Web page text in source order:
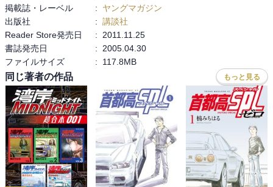
掲載誌・レーベル
:
ヤングマガジン
出版社
: 講談社
Reader Store発売日
:
2011.11.25
書誌発売日
:
2005.04.30
ファイルサイズ
: 117.8MB
同じ著者の作品 もっと見る